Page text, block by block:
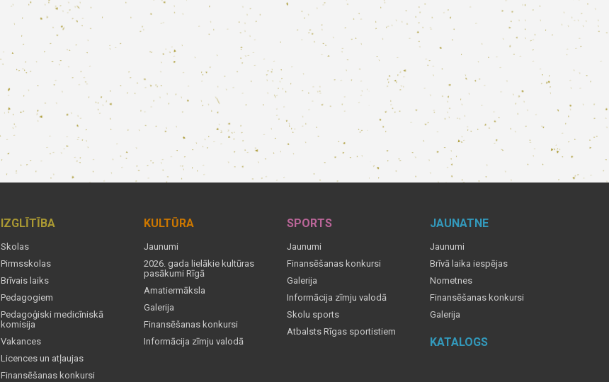
IZGLĪTĪBA
Skolas
Pirmsskolas
Brīvais laiks
Pedagogiem
Pedagoģiski medicīniskā
komisija
Vakances
Licences un atļaujas
Finansēšanas konkursi
KULTŪRA
Jaunumi
2026. gada lielākie kultūras
pasākumi Rīgā
Amatiermāksla
Galerija
Finansēšanas konkursi
Informācija zīmju valodā
SPORTS
Jaunumi
Finansēšanas konkursi
Galerija
Informācija zīmju valodā
Skolu sports
Atbalsts Rīgas sportistiem
JAUNATNE
Jaunumi
Brīvā laika iespējas
Nometnes
Finansēšanas konkursi
Galerija
KATALOGS